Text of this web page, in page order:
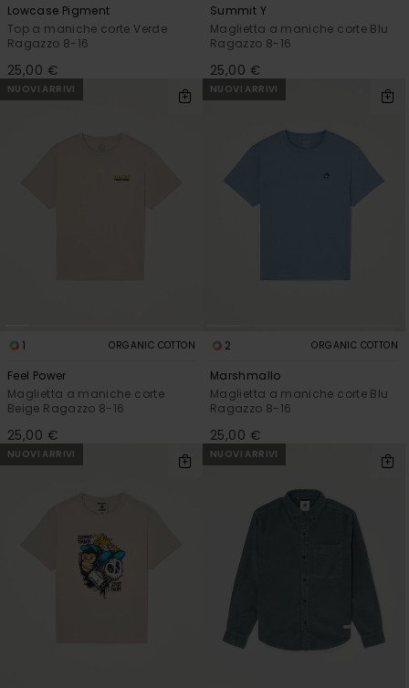
Lowcase Pigment
Top a maniche corte Verde
Ragazzo 8-16
25,00 €
Summit Y
Maglietta a maniche corte Blu
Ragazzo 8-16
25,00 €
NUOVI ARRIVI
1 ORGANIC COTTON
Feel Power
Maglietta a maniche corte
Beige Ragazzo 8-16
25,00 €
NUOVI ARRIVI
2 ORGANIC COTTON
Marshmallo
Maglietta a maniche corte Blu
Ragazzo 8-16
25,00 €
NUOVI ARRIVI NUOVI ARRIVI